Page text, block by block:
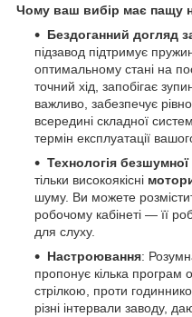
Чому ваш вибір має пащу
Бездоганний догляд
підзавод підтримує
оптимальному стані на
точний хід, запобігає
важливо, забезпечує
всередині складної
термін експлуатації
Технологія
тільки високоякісні
шуму. Ви можете
робочому кабінеті — її
для слуху.
Настроювання:
пропонує кілька програм
стрілкою, проти
різні інтервали заводу,